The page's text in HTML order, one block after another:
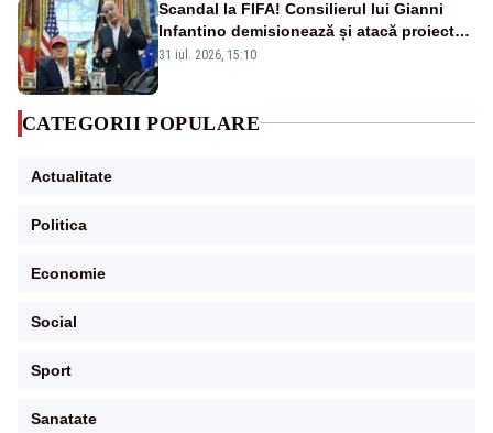
Scandal la FIFA! Consilierul lui Gianni
Infantino demisionează și atacă proiectul
privind investitorii străini
31 iul. 2026, 15:10
CATEGORII POPULARE
Actualitate
Politica
Economie
Social
Sport
Sanatate